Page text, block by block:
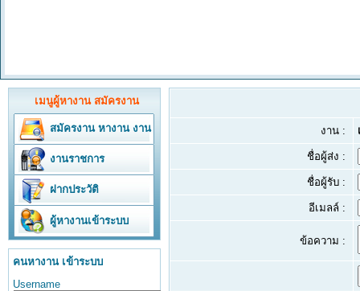
งาน :
ชื่อผู้ส่ง :
ชื่อผู้รับ :
อีเมลล์ :
ข้อความ :
เมนูผู้หางาน สมัครงาน
สมัครงาน หางาน งาน
งานราชการ
ฝากประวัติ
ผู้หางานเข้าระบบ
คนหางาน เข้าระบบ
Username